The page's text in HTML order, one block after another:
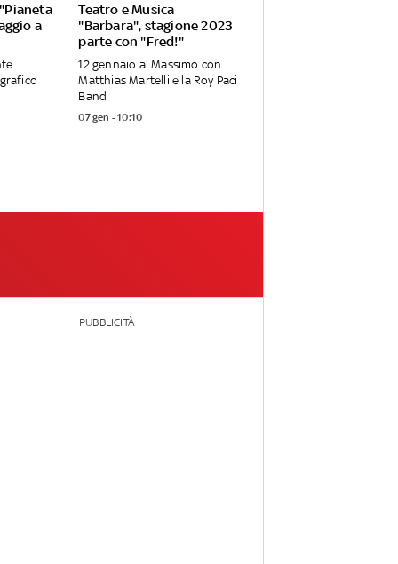
a
Teatro e Musica
"Barbara", stagione 2023
parte con "Fred!"
12 gennaio al Massimo con
Matthias Martelli e la Roy Paci
Band
07 gen - 10:10
PUBBLICITÀ